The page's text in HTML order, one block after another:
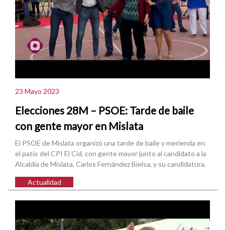
23 Mayo 2023
Elecciones 28M – PSOE: Tarde de baile
con gente mayor en Mislata
El PSOE de Mislata organizó una tarde de baile y merienda en
el patio del CPI El Cid, con gente mayor junto al candidato a la
Alcaldía de Mislata, Carlos Fernández Bielsa, y su candidatura.
Actualidad